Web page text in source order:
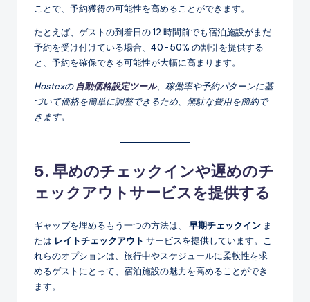
ことで、予約獲得の可能性を高めることができます。
たとえば、ゲストの到着日の 12 時間前でも宿泊施設がまだ
予約を受け付けている場合、40-50% の割引を提供する
と、予約を確保できる可能性が大幅に高まります。
Hostexの 自動価格設定ツール、稼働率や予約パターンに基
づいて価格を簡単に調整できるため、無駄な費用を節約で
きます。
5. 早めのチェックインや遅めのチ
ェックアウトサービスを提供する
ギャップを埋めるもう一つの方法は、 早期チェックイン ま
たは レイトチェックアウト サービスを提供しています。こ
れらのオプションは、旅行中やスケジュールに柔軟性を求
めるゲストにとって、宿泊施設の魅力を高めることができ
ます。